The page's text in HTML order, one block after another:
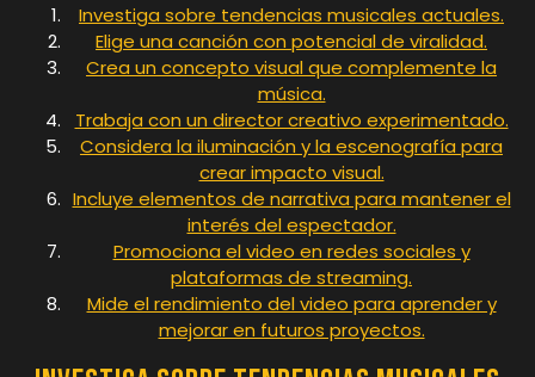
Investiga sobre tendencias musicales actuales.
Elige una canción con potencial de viralidad.
Crea un concepto visual que complemente la
música.
Trabaja con un director creativo experimentado.
Considera la iluminación y la escenografía para
crear impacto visual.
Incluye elementos de narrativa para mantener el
interés del espectador.
Promociona el video en redes sociales y
plataformas de streaming.
Mide el rendimiento del video para aprender y
mejorar en futuros proyectos.